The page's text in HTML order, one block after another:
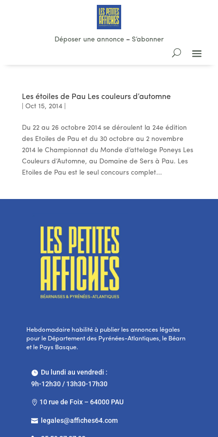
Déposer une annonce– S’abonner
Les étoiles de Pau Les couleurs d’automne
Oct 15, 2014|
Du 22 au 26 octobre 2014 se déroulent la 24e édition
des Etoiles de Pau et du 30 octobre au 2 novembre
2014 le Championnat du Monde d’attelage Poneys Les
Couleurs d’Automne, au Domaine de Sers à Pau. Les
Etoiles de Pau est le seul concours complet...
Hebdomadaire habilité à publier les annonces légales
pour le Département des Pyrénées-Atlantiques, le Béarn
et le Pays Basque.
Du lundi au vendredi :
9h-12h30 / 13h30-17h30
 10 rue de Foix – 64000 PAU
 legales@affiches64.com